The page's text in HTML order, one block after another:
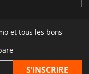
et tous les bons